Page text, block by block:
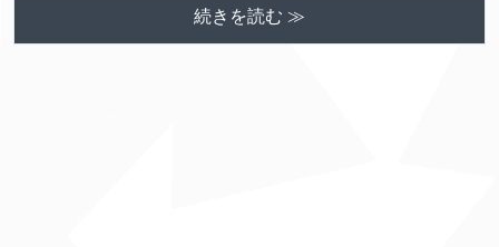
続きを読む ≫